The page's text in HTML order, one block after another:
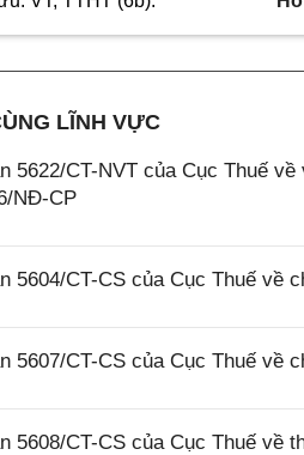
LĨNH VỰC
5622/CT-NVT của Cục Thuế
NĐ-CP
5604/CT-CS của Cục Thuế về
5607/CT-CS của Cục Thuế về
5608/CT-CS của Cục Thuế về